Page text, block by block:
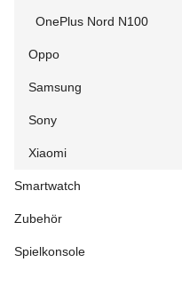
OnePlus Nord N100
Oppo
Samsung
Sony
Xiaomi
Smartwatch
Zubehör
Spielkonsole